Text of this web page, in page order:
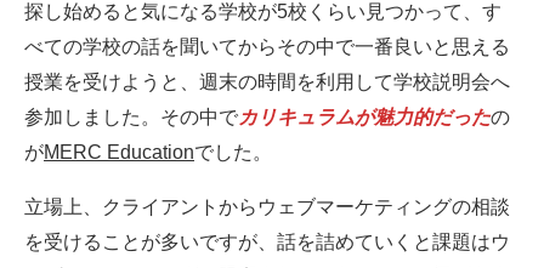
探し始めると気になる学校が5校くらい見つかって、す
べての学校の話を聞いてからその中で一番良いと思える
授業を受けようと、週末の時間を利用して学校説明会へ
参加しました。その中でカリキュラムが魅力的だったの
がMERC Educationでした。
立場上、クライアントからウェブマーケティングの相談
を受けることが多いですが、話を詰めていくと課題はウ